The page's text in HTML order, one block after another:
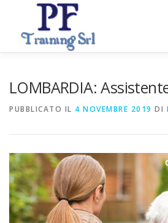
contenuto
LOMBARDIA:
PUBBLICATO IL 4 NOVEMBRE 2019 DI